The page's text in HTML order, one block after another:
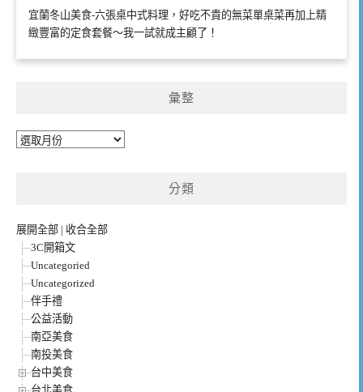
宜蘭冬山美食-六張桌中式料理，好吃不貴的無菜單桌菜再加上精
緻豐富的定食套餐～我一試就成主顧了！
彙整
彙
分類
展開全部 | 收合全部
3C開箱文
Uncategoried
Uncategorized
伴手禮
公益活動
南亞美食
南投美食
台中美食